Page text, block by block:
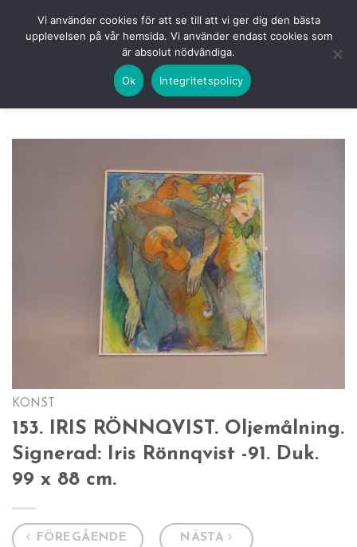
KOMMANDE LOGGA IN
KONST
153. IRIS RÖNNQVIST. Oljemålning.
Signerad: Iris Rönnqvist -91. Duk.
99 x 88 cm.
FÖREGÅENDE NÄSTA
Vi använder cookies för att se till att vi ger dig den bästa
upplevelsen på vår hemsida. Vi använder endast cookies som
är absolut nödvändiga.
Ok Integritetspolicy